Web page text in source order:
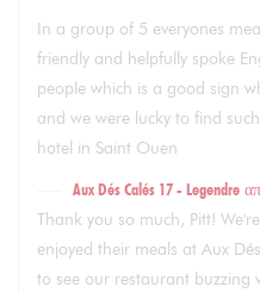
In a group of 5 everyones
friendly and helpfully spoke
people which is a good sign
and we were lucky to find
hotel in Saint Ouen
Aux Dés Calés 17 - Legendre
Thank you so much, Pitt!
enjoyed their meals at Aux
to see our restaurant buzzing